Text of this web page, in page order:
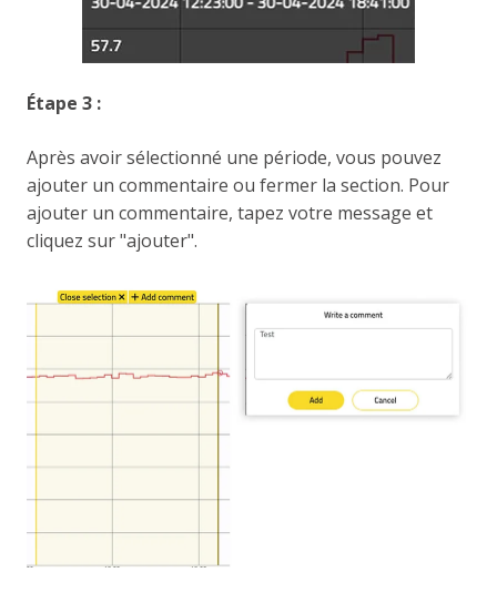
Étape 3 :
Après avoir sélectionné une période, vous pouvez
ajouter un commentaire ou fermer la section. Pour
ajouter un commentaire, tapez votre message et
cliquez sur "ajouter".